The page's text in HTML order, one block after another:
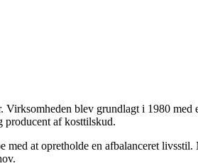
blev grundlagt i 1980
producent af kosttilskud.
at opretholde en afbalanceret